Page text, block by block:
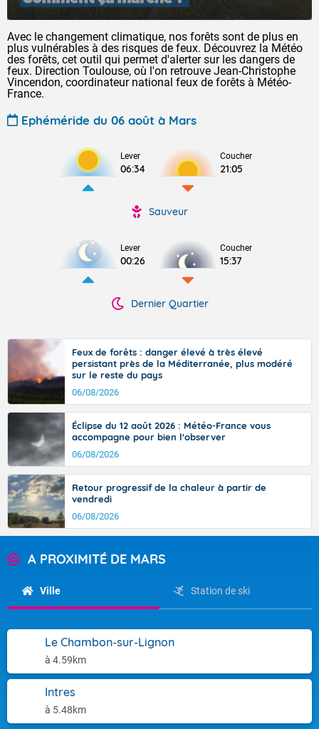
Avec le changement climatique, nos forêts sont de plus en
plus vulnérables à des risques de feux. Découvrez la Météo
des forêts, cet outil qui permet d'alerter sur les dangers de
feux. Direction Toulouse, où l'on retrouve Jean-Christophe
Vincendon, coordinateur national feux de forêts à Météo-
France.
Ephéméride du 06 août à Mars
Lever
06:34
Coucher
21:05
Sauveur
Lever
00:26
Coucher
15:37
Dernier Quartier
Feux de forêts : danger élevé à très élevé
persistant près de la Méditerranée, plus modéré
sur le reste du pays
06/08/2026
Éclipse du 12 août 2026 : Météo-France vous
accompagne pour bien l'observer
06/08/2026
Retour progressif de la chaleur à partir de
vendredi
06/08/2026
A PROXIMITÉ DE MARS
Ville Station de ski
Le Chambon-sur-Lignon
à 4.59km
Intres
à 5.48km